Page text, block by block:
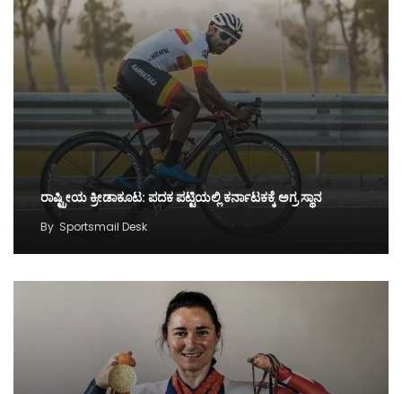
ರಾಷ್ಟ್ರೀಯ ಕ್ರೀಡಾಕೂಟ: ಪದಕ ಪಟ್ಟಿಯಲ್ಲಿ ಕರ್ನಾಟಕಕ್ಕೆ ಅಗ್ರ ಸ್ಥಾನ
By Sportsmail Desk